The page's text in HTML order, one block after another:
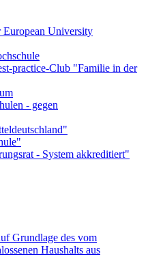
Grundlage des vom
Haushalts aus